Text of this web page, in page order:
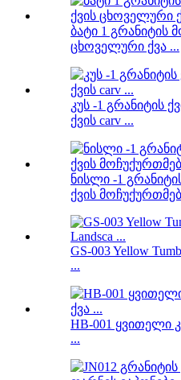
ბატი 1 გრანიტის
ცხოველური ქვა ...
კუს -1 გრანიტის
ქვის carv ...
ნისლი -1
ქვის
GS-003 Yellow
...
HB-001 ყვითელი
...